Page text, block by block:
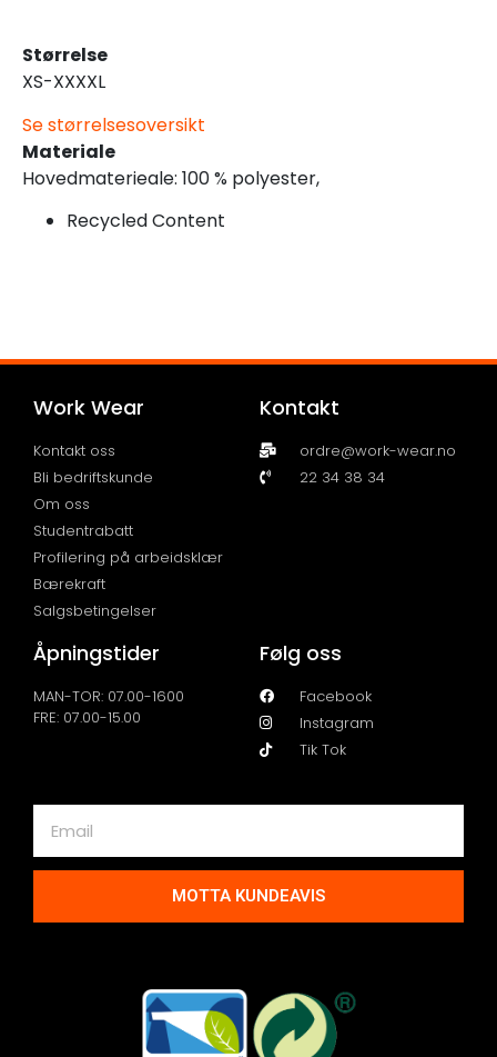
Størrelse
XS-XXXXL
Se størrelsesoversikt
Materiale
Hovedmaterieale: 100 % polyester,
Recycled Content
Work Wear
Kontakt oss
Bli bedriftskunde
Om oss
Studentrabatt
Profilering på arbeidsklær
Bærekraft
Salgsbetingelser
Kontakt
ordre@work-wear.no
22 34 38 34
Åpningstider
MAN-TOR: 07.00-1600
FRE: 07.00-15.00
Følg oss
Facebook
Instagram
Tik Tok
MOTTA KUNDEAVIS